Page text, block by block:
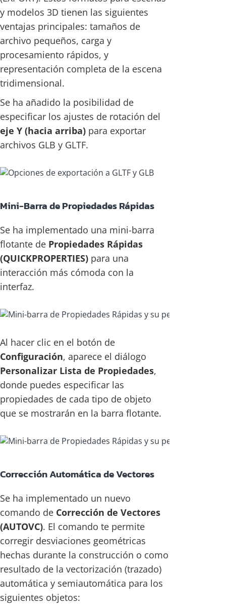
y modelos 3D tienen las siguientes
ventajas principales: tamaños de
archivo pequeños, carga y
procesamiento rápidos, y
representación completa de la escena
tridimensional.
Se ha añadido la posibilidad de
especificar los ajustes de rotación del
eje Y (hacia arriba) para exportar
archivos GLB y GLTF.
Mini-Barra de Propiedades Rápidas
Se ha implementado una mini-barra
flotante de Propiedades Rápidas
(QUICKPROPERTIES) para una
interacción más cómoda con la
interfaz.
Al hacer clic en el botón de
Configuración, aparece el diálogo
Personalizar Lista de Propiedades,
donde puedes especificar las
propiedades de cada tipo de objeto
que se mostrarán en la barra flotante.
Corrección Automática de Vectores
Se ha implementado un nuevo
comando de Corrección de Vectores
(AUTOVC). El comando te permite
corregir desviaciones geométricas
hechas durante la construcción o como
resultado de la vectorización (trazado)
automática y semiautomática para los
siguientes objetos: